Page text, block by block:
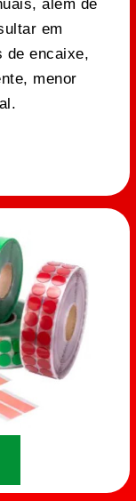
além de
em
de encaixe,
menor